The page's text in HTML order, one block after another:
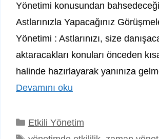
Yönetimi konusundan
Astlarınızla Yapacağınız
Yönetimi : Astlarınızı, size
aktaracakları konuları önceden
halinde hazırlayarak yanınıza
Devamını oku
Kategoriler
Etkili Yönetim
Etiketler